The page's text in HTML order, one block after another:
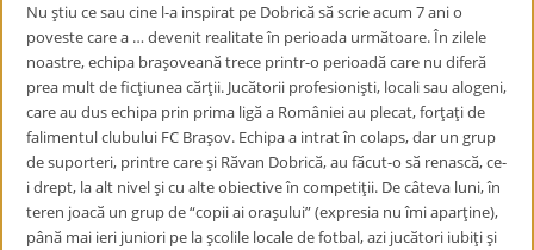
Nu ştiu ce sau cine l-a inspirat pe Dobricӑ sӑ scrie acum 7 ani o
poveste care a … devenit realitate în perioada urmӑtoare. În zilele
noastre, echipa braşoveanӑ trece printr-o perioadӑ care nu diferӑ
prea mult de ficţiunea cӑrţii. Jucӑtorii profesionişti, locali sau alogeni,
care au dus echipa prin prima ligӑ a României au plecat, forţaţi de
falimentul clubului FC Braşov. Echipa a intrat în colaps, dar un grup
de suporteri, printre care şi Rӑvan Dobricӑ, au fӑcut-o sӑ renascӑ, ce-
i drept, la alt nivel şi cu alte obiective în competiţii. De câteva luni, în
teren joacӑ un grup de “copii ai oraşului” (expresia nu îmi aparţine),
pânӑ mai ieri juniori pe la şcolile locale de fotbal, azi jucӑtori iubiţi şi